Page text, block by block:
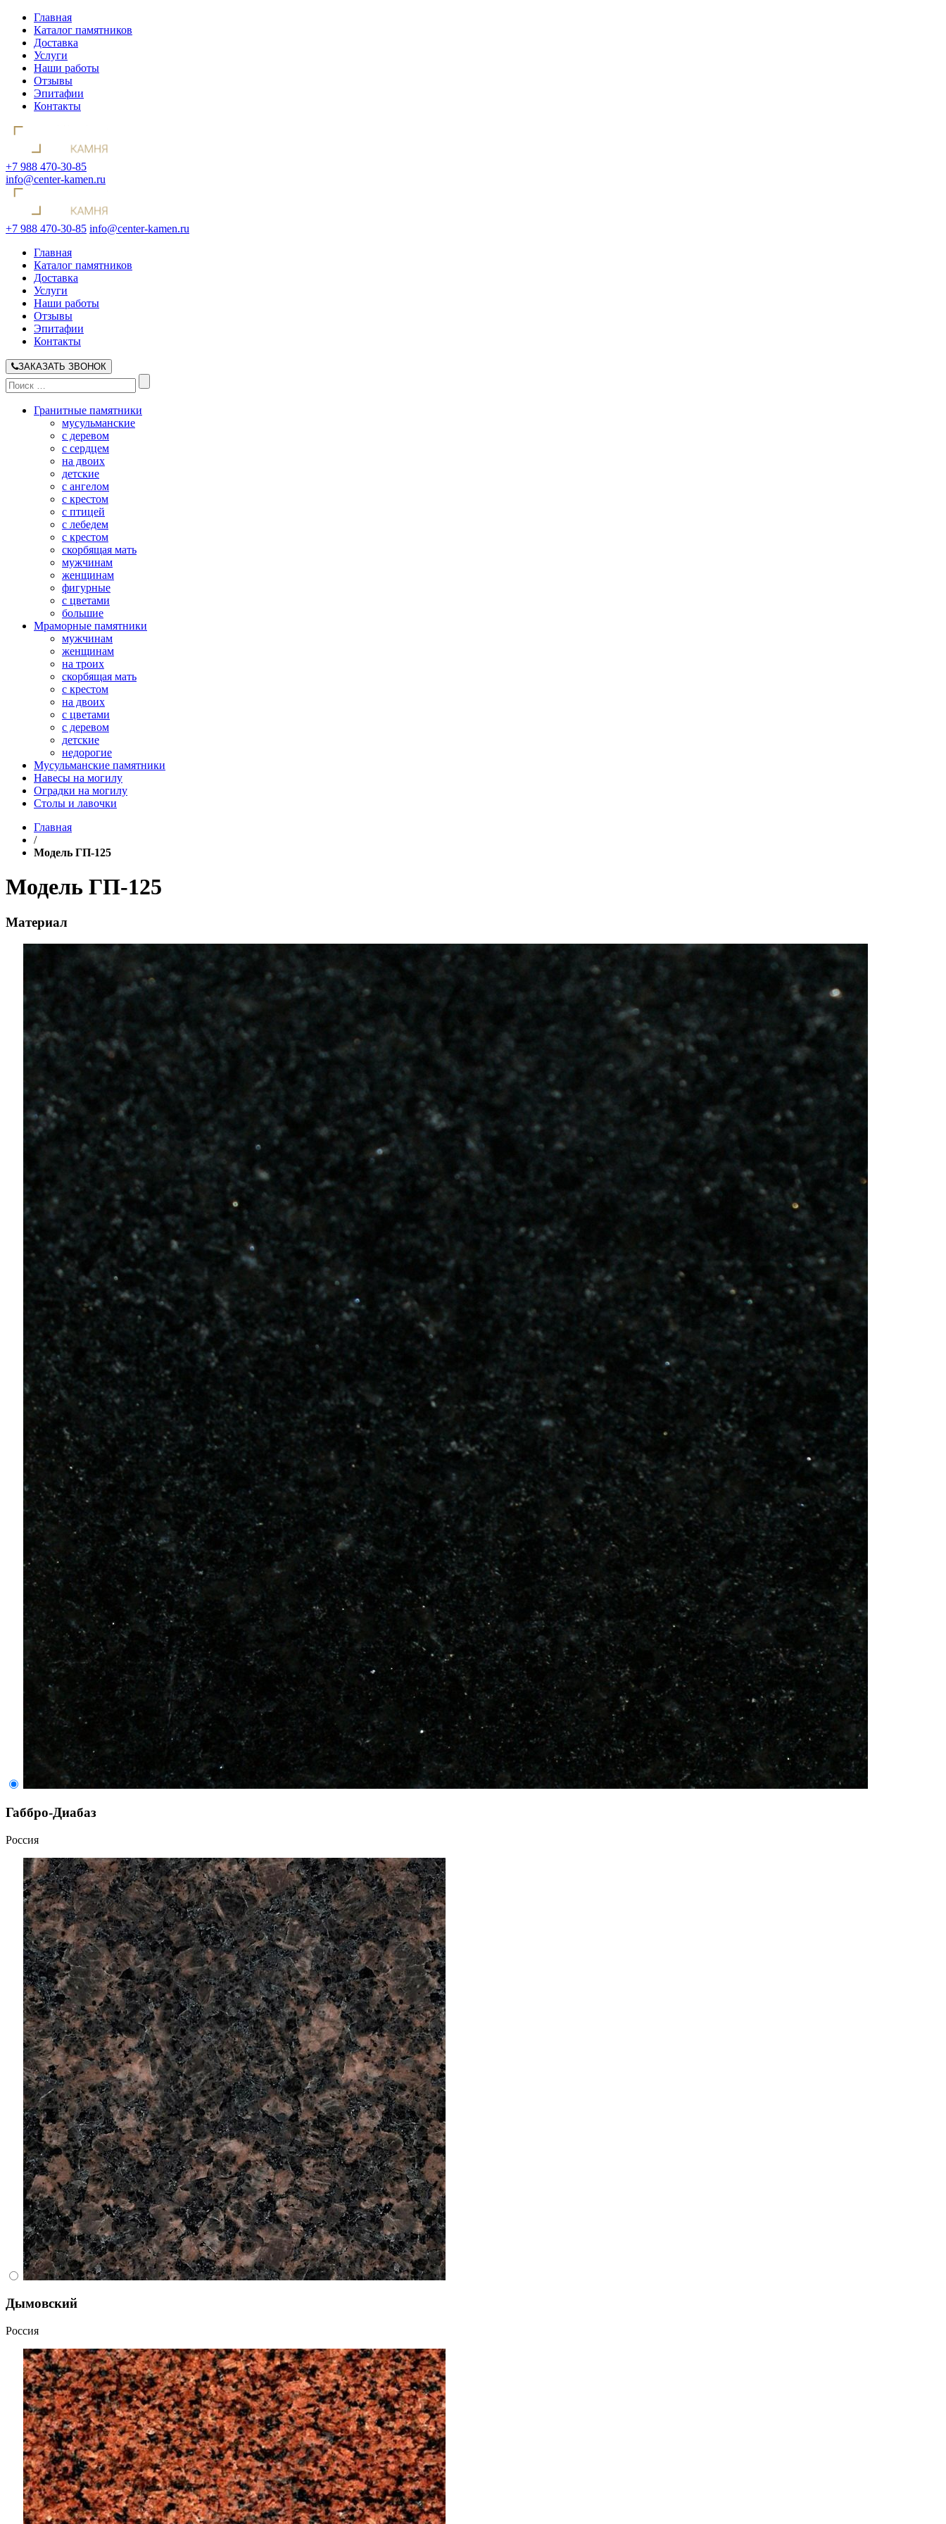
Главная
Каталог памятников
Доставка
Услуги
Наши работы
Отзывы
Эпитафии
Контакты
+7 988 470-30-85
info@center-kamen.ru
+7 988 470-30-85 info@center-kamen.ru
Главная
Каталог памятников
Доставка
Услуги
Наши работы
Отзывы
Эпитафии
Контакты
ЗАКАЗАТЬ ЗВОНОК
Гранитные памятники
мусульманские
с деревом
с сердцем
на двоих
детские
с ангелом
с крестом
с птицей
с лебедем
с крестом
скорбящая мать
мужчинам
женщинам
фигурные
с цветами
большие
Мраморные памятники
мужчинам
женщинам
на троих
скорбящая мать
с крестом
на двоих
с цветами
с деревом
детские
недорогие
Мусульманские памятники
Навесы на могилу
Оградки на могилу
Столы и лавочки
Главная
/
Модель ГП-125
Модель ГП-125
Материал
Габбро-Диабаз
Россия
Дымовский
Россия